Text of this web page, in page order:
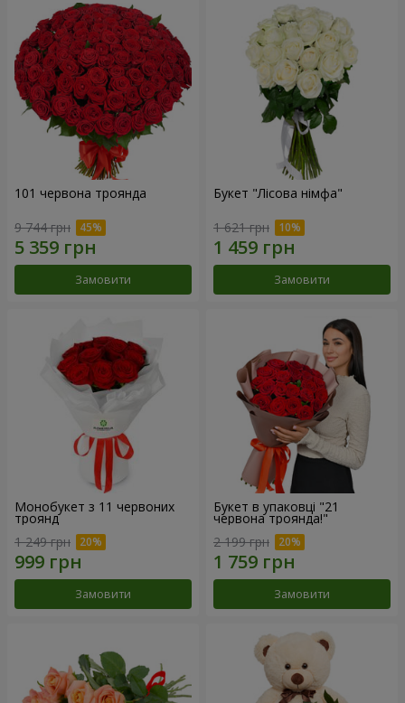
101 червона троянда
9 744 грн
Замовити
Букет "Лісова німфа"
1 621 грн
Замовити
Монобукет з 11 червоних
троянд
1 249 грн
Замовити
Букет в упаковці "21
червона троянда!"
2 199 грн
Замовити